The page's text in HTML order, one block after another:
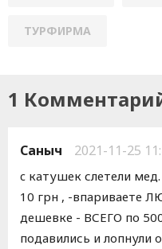
ТУРФИРМА
1
Саныч 2021-11-25
c катушек слетели
10 грн , -впариваете
дешевке - ВСЕГО по
подавились и лопнули